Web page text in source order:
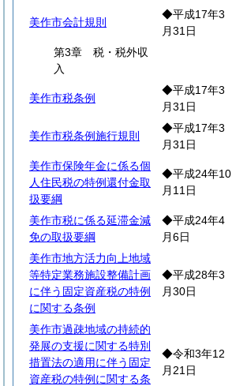
美作市会計規則
◆平成17年3
月31日
第3章 税・税外収
入
美作市税条例
◆平成17年3
月31日
美作市税条例施行規則
◆平成17年3
月31日
美作市保険年金に係る個
人住民税の特例還付金取
扱要綱
◆平成24年10
月11日
美作市税に係る延滞金減
免の取扱要綱
◆平成24年4
月6日
美作市地方活力向上地域
等特定業務施設整備計画
に伴う固定資産税の特例
に関する条例
◆平成28年3
月30日
美作市過疎地域の持続的
発展の支援に関する特別
措置法の適用に伴う固定
資産税の特例に関する条
◆令和3年12
月21日